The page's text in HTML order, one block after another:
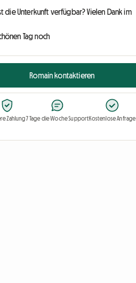
Romain kontaktieren
Zahlung7 Tage die Woche SupportKostenlose Anfrage